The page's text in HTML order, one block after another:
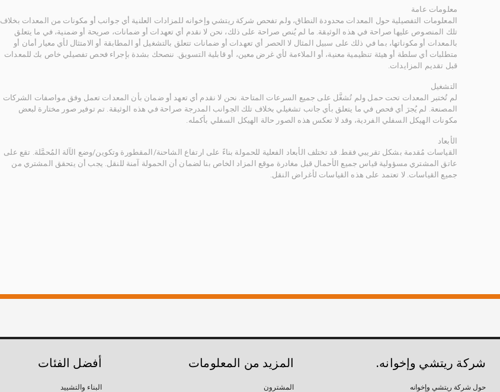
معلومات عامة
المعلومات التفصيلية حول المعدات محدودة النطاق، ولم تفحص شركة ريتشي وإخوانه للمزادات العلنية أي جوانب أو مكونات من المعدات بخلاف
تلك المنصوص عليها صراحة في هذه الوثيقة. ما لم يُنص صراحة على ذلك، نحن لا نقدم أي تعهدات أو ضمانات، صريحة أو ضمنية، في ما يتعلق
بالمعدات أو مكوناتها، بما في ذلك على سبيل المثال لا الحصر أي تعهدات أو ضمانات تتعلق بالتشغيل أو المطابقة أو الامتثال لأي معيار أمان أو
متطلبات أي سلطة أو هيئة تنظيمية معنية، أو الملاءمة لأي غرض معين، أو قابلية التسويق. ننصحك بشدة بإجراء فحص تفصيلي خاص بك للمعدات
قبل تقديم المزايدات.
التشغيل
لم تُختبر المعدات تحت حمل ولم تُشغَّل على جميع السرعات المتاحة. نحن لا نقدم أي تعهد أو ضمان بأن المعدات تعمل وفق مواصفات الشركات
المصنعة. لم يُجرَ أي فحص في ما يتعلق بأي جانب تشغيلي بخلاف تلك الجوانب المدرجة صراحة في هذه الوثيقة. تم توفير صور مختارة لبعض
مكونات الهيكل السفلي الفردية، وقد لا تعكس هذه الصور حالة الهيكل السفلي بأكمله.
الأبعاد
القياسات مُقدمة بشكل تقريبي فقط. قد تختلف الأبعاد الفعلية للحمولة بناءً على ارتفاع الشاحنة/المقطورة وتكوين/وضع الآلة المُحمَّلة. تقع على
عاتق المشتري مسؤولية قياس جميع الأحمال قبل مغادرة موقع المزاد الخاص بنا لضمان أن الحمولة آمنة للنقل. يجب أن يتحقق المشتري من
جميع القياسات. لا تعتمد على هذه القياسات لأغراض النقل.
شركة ريتشي وإخوانه.
حول شركة ريتشي وإخوانه
المزيد من المعلومات
المشترون
أفضل الفئات
البناء والتشييد